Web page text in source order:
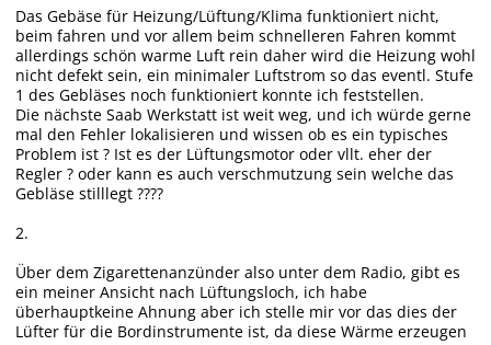
Das Gebäse für Heizung/Lüftung/Klima funktioniert nicht,
beim fahren und vor allem beim schnelleren Fahren kommt
allerdings schön warme Luft rein daher wird die Heizung wohl
nicht defekt sein, ein minimaler Luftstrom so das eventl. Stufe
1 des Gebläses noch funktioniert konnte ich feststellen.
Die nächste Saab Werkstatt ist weit weg, und ich würde gerne
mal den Fehler lokalisieren und wissen ob es ein typisches
Problem ist ? Ist es der Lüftungsmotor oder vllt. eher der
Regler ? oder kann es auch verschmutzung sein welche das
Gebläse stilllegt ????
2.
Über dem Zigarettenanzünder also unter dem Radio, gibt es
ein meiner Ansicht nach Lüftungsloch, ich habe
überhauptkeine Ahnung aber ich stelle mir vor das dies der
Lüfter für die Bordinstrumente ist, da diese Wärme erzeugen